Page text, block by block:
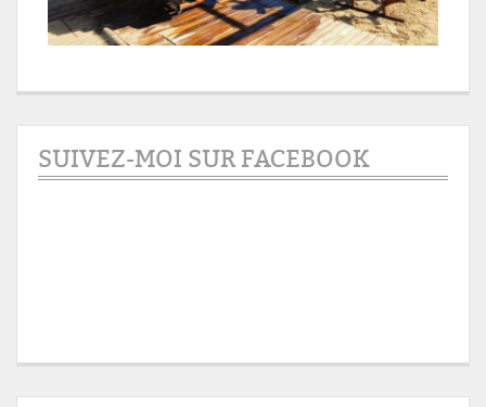
SUIVEZ-MOI SUR FACEBOOK